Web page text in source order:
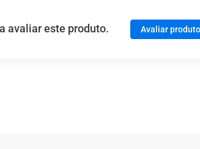
avaliar este produto. Avaliar produto